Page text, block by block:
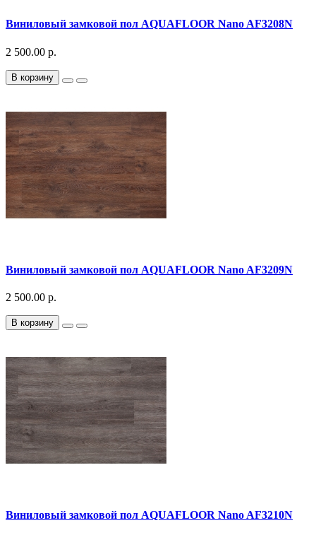
Виниловый замковой пол AQUAFLOOR Nano AF3208N
2 500.00 р.
В корзину
Виниловый замковой пол AQUAFLOOR Nano AF3209N
2 500.00 р.
В корзину
Виниловый замковой пол AQUAFLOOR Nano AF3210N